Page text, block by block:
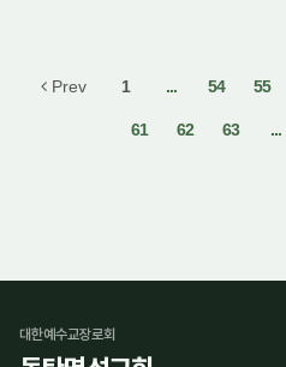
Prev 1 ... 54 55
61 62 63 ...
대한예수교장로회